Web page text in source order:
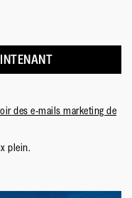
des e-mails marketing de
plein.